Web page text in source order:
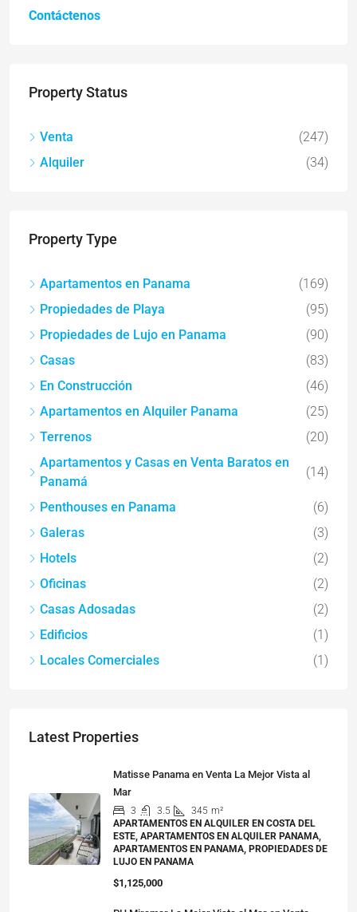
Contáctenos
Property Status
Venta
(247)
Alquiler
(34)
Property Type
Apartamentos en Panama
(169)
Propiedades de Playa
(95)
Propiedades de Lujo en Panama
(90)
Casas
(83)
En Construcción
(46)
Apartamentos en Alquiler Panama
(25)
Terrenos
(20)
Apartamentos y Casas en Venta Baratos en
Panamá
(14)
Penthouses en Panama
(6)
Galeras
(3)
Hotels
(2)
Oficinas
(2)
Casas Adosadas
(2)
Edificios
(1)
Locales Comerciales
(1)
Latest Properties
Matisse Panama en Venta La Mejor Vista al
Mar
3 3.5 345 m²
APARTAMENTOS EN ALQUILER EN COSTA DEL
ESTE, APARTAMENTOS EN ALQUILER PANAMA,
APARTAMENTOS EN PANAMA, PROPIEDADES DE
LUJO EN PANAMA
$1,125,000